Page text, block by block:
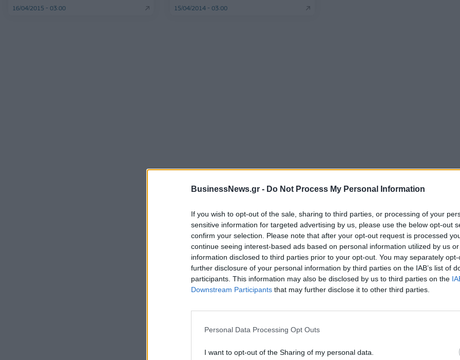
BusinessNews.gr - Do Not Process My Personal Information
If you wish to opt-out of the sale, sharing to third parties, or processing of your
sensitive information for targeted advertising by us, please use the below opt-out
confirm your selection. Please note that after your opt-out request is processed
continue seeing interest-based ads based on personal information utilized by us
information disclosed to third parties prior to your opt-out. You may separately
further disclosure of your personal information by third parties on the IAB’s list of
participants. This information may also be disclosed by us to third parties on the
Downstream Participants that may further disclose it to other third parties.
Personal Data Processing Opt Outs
I want to opt-out of the Sharing of my personal data.
16/04/2015 - 03:00 15/04/2014 - 03:00